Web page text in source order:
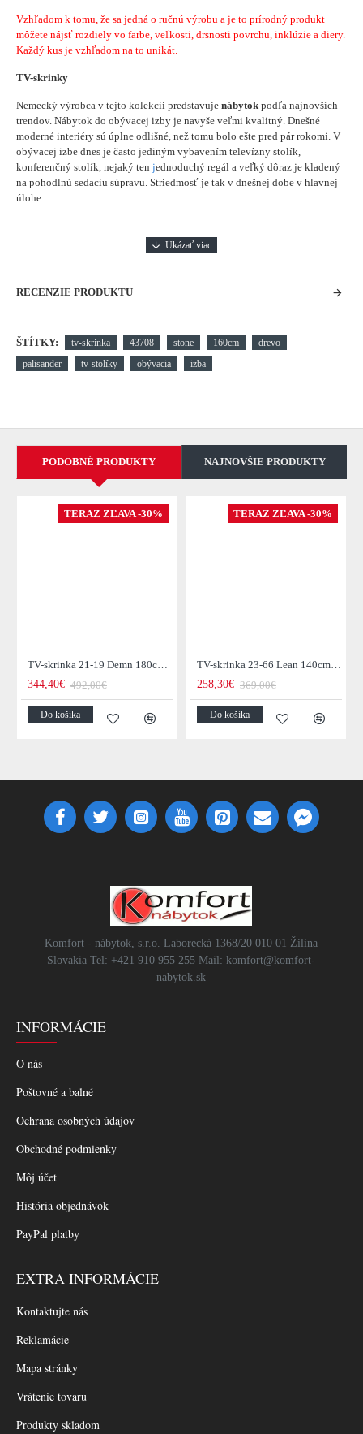
Vzhľadom k tomu, že sa jedná o ručnú výrobu a je to prírodný produkt
môžete nájsť rozdiely vo farbe, veľkosti, drsnosti povrchu, inklúzie a diery.
Každý kus je vzhľadom na to unikát.
TV-skrinky
Nemecký výrobca v tejto kolekcii predstavuje nábytok podľa najnovších
trendov. Nábytok do obývacej izby je navyše veľmi kvalitný. Dnešné
moderné interiéry sú úplne odlišné, než tomu bolo ešte pred pár rokomi. V
obývacej izbe dnes je často jediným vybavením televízny stolík,
konferenčný stolík, nejaký ten jednoduchý regál a veľký dôraz je kladený
na pohodlnú sedaciu súpravu. Striedmosť je tak v dnešnej dobe v hlavnej
úlohe.
RECENZIE PRODUKTU
ŠTÍTKY: tv-skrinka 43708 stone 160cm
drevo
palisander
tv-stolíky obývacia izba
PODOBNÉ PRODUKTY NAJNOVŠIE PRODUKTY
TERAZ ZĽAVA -30%
TV-skrinka 21-19 Demn 180cm Drevo Acacia
344,40€ 492,00€
Do košíka
TERAZ ZĽAVA -30%
TV-skrinka 23-66 Lean 140cm Drevo Acacia
258,30€ 369,00€
Do košíka
Komfort - nábytok, s.r.o. Laborecká 1368/20 010 01 Žilina
Slovakia Tel: +421 910 955 255 Mail: komfort@komfort-
nabytok.sk
INFORMÁCIE
O nás
Poštovné a balné
Ochrana osobných údajov
Obchodné podmienky
Môj účet
História objednávok
PayPal platby
EXTRA INFORMÁCIE
Kontaktujte nás
Reklamácie
Mapa stránky
Vrátenie tovaru
Produkty skladom